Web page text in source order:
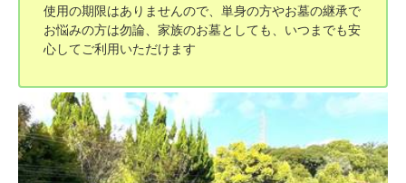
使用の期限はありませんので、単身の方やお墓の継承で
お悩みの方は勿論、家族のお墓としても、いつまでも安
心してご利用いただけます